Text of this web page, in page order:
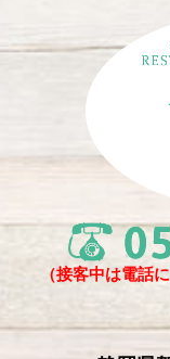
（接客中は電話